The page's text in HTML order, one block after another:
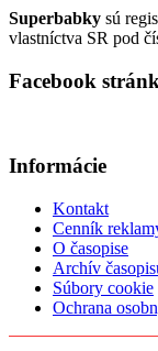
Superbabky sú
vlastníctva SR pod
Facebook
Informácie
Kontakt
Cenník
O časopise
Archív
Súbory cookie
Ochrana